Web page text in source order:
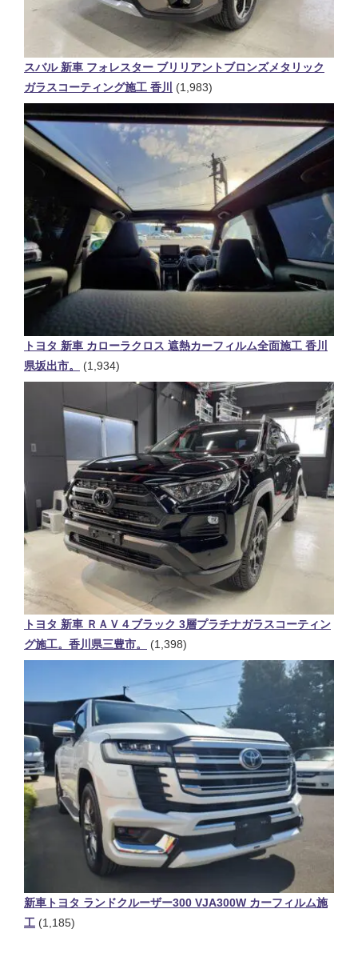
スバル 新車 フォレスター ブリリアントブロンズメタリック
ガラスコーティング施工 香川
(1,983)
トヨタ 新車 カローラクロス 遮熱カーフィルム全面施工 香川
県坂出市。
(1,934)
トヨタ 新車 ＲＡＶ４ブラック 3層プラチナガラスコーティン
グ施工。香川県三豊市。
(1,398)
新車トヨタ ランドクルーザー300 VJA300W カーフィルム施
工 (1,185)